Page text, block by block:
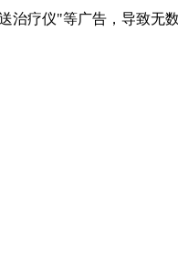
疗仪"等广告，导致无